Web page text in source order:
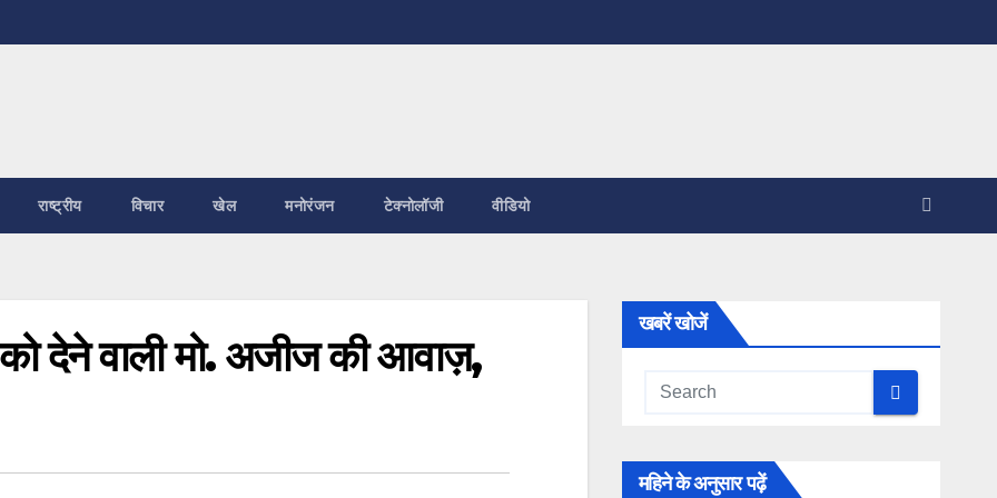
राष्ट्रीय विचार खेल मनोरंजन टेक्नोलॉजी वीडियो
देने वाली मो. अजीज की आवाज़,
खबरें खोजें
महिने के अनुसार पढ़ें